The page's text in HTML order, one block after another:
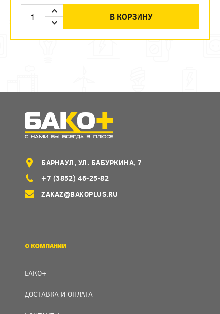
В КОРЗИНУ
БАРНАУЛ, УЛ. БАБУРКИНА, 7
+7 (3852) 46-25-82
ZAKAZ@BAKOPLUS.RU
О КОМПАНИИ
БАКО+
ДОСТАВКА И ОПЛАТА